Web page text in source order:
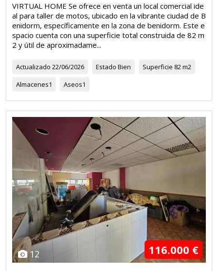
VIRTUAL HOME Se ofrece en venta un local comercial ide
al para taller de motos, ubicado en la vibrante ciudad de B
enidorm, específicamente en la zona de benidorm. Este e
spacio cuenta con una superficie total construida de 82 m
2 y útil de aproximadame...
Actualizado 22/06/2026 Estado Bien Superficie 82 m2
Almacenes1 Aseos1
12 116.000 €